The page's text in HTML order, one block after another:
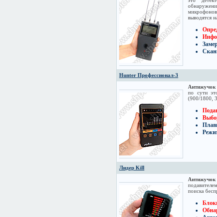
выводятся
Hunter Профессионал-3
по сути
(900/1800,
Лидер Kill
поиска